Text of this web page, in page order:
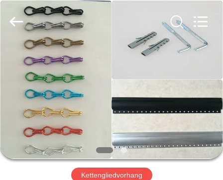
HAUS
PRODUKTE
ÜBER
UNS
FABRIK-
Mesh
Co.,Ltd.
Reserved.
Kettengliedvorhang